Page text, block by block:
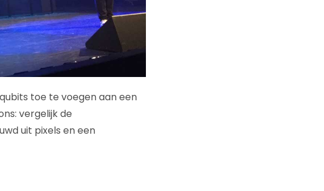
toe te voegen aan een
vergelijk de
uit pixels en een